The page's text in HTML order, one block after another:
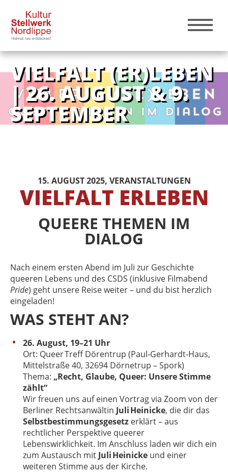
VIELFALT (ER)LEBEN
| 26. AUGUST & 9.
SEPTEMBER
15. AUGUST 2025, VERANSTALTUNGEN
VIELFALT ERLEBEN
QUEERE THEMEN IM
DIALOG
Nach einem ersten Abend im Juli zur Geschichte
queeren Lebens und des CSDS (inklusive Filmabend
Pride) geht unsere Reise weiter – und du bist herzlich
eingeladen!
WAS STEHT AN?
26. August, 19–21 Uhr
Ort: Queer Treff Dörentrup (Paul‑Gerhardt‑Haus,
Mittelstraße 40, 32694 Dörnetrup – Spork)
Thema: „Recht, Glaube, Queer: Unsere Stimme
zählt“
Wir freuen uns auf einen Vortrag via Zoom von der
Berliner Rechtsanwältin Juli Heinicke, die dir das
Selbstbestimmungsgesetz erklärt – aus
rechtlicher Perspektive queerer
Lebenswirklichkeit. Im Anschluss laden wir dich ein
zum Austausch mit Juli Heinicke und einer
weiteren Stimme aus der Kirche.